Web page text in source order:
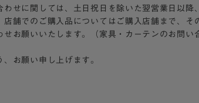
せに関しては、土日祝日を除いた翌営業日以降
店舗でのご購入品についてはご購入店舗まで、
せお願いいたします。（家具・カーテンのお問
お願い申し上げます。